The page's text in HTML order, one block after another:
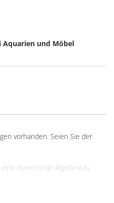
Aquarien und Möbel
vorhanden. Seien Sie der
Bewertung abgeben zu